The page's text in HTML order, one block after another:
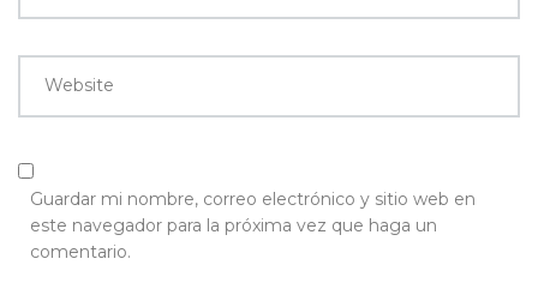
Website
Guardar mi nombre, correo electrónico y sitio web en
este navegador para la próxima vez que haga un
comentario.